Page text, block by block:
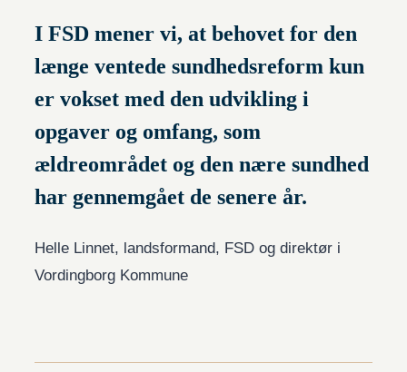
I FSD mener vi, at behovet for den
længe ventede sundhedsreform kun
er vokset med den udvikling i
opgaver og omfang, som
ældreområdet og den nære sundhed
har gennemgået de senere år.
Helle Linnet, landsformand, FSD og direktør i
Vordingborg Kommune